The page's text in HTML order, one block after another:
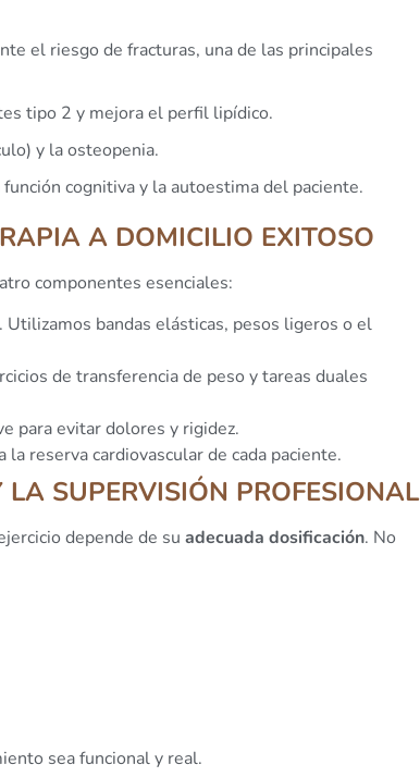
el riesgo de fracturas, una de las principales
tipo 2 y mejora el perfil lipídico.
y la osteopenia.
cognitiva y la autoestima del paciente.
A DOMICILIO EXITOSO
componentes esenciales:
bandas elásticas, pesos ligeros o el
de transferencia de peso y tareas duales
para evitar dolores y rigidez.
reserva cardiovascular de cada paciente.
SUPERVISIÓN PROFESIONAL
depende de su adecuada dosificación. No
sea funcional y real.